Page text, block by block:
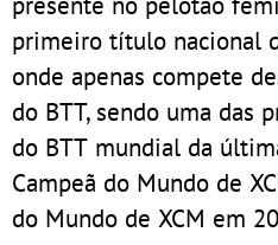
primeiro título nacional
onde apenas compete
do BTT, sendo uma das
do BTT mundial da
Campeã do Mundo de
do Mundo de XCM em